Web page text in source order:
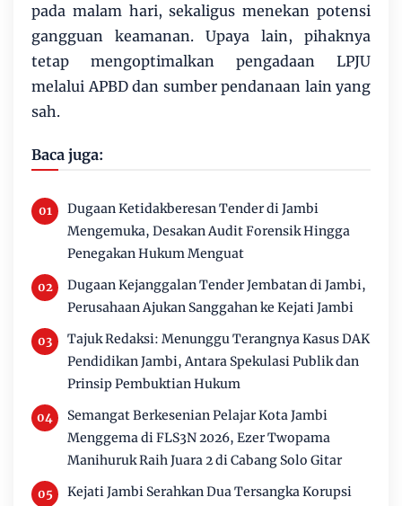
pada malam hari, sekaligus menekan potensi
gangguan keamanan. Upaya lain, pihaknya
tetap mengoptimalkan pengadaan LPJU
melalui APBD dan sumber pendanaan lain yang
sah.
Baca juga:
Dugaan Ketidakberesan Tender di Jambi
Mengemuka, Desakan Audit Forensik Hingga
Penegakan Hukum Menguat
Dugaan Kejanggalan Tender Jembatan di Jambi,
Perusahaan Ajukan Sanggahan ke Kejati Jambi
Tajuk Redaksi: Menunggu Terangnya Kasus DAK
Pendidikan Jambi, Antara Spekulasi Publik dan
Prinsip Pembuktian Hukum
Semangat Berkesenian Pelajar Kota Jambi
Menggema di FLS3N 2026, Ezer Twopama
Manihuruk Raih Juara 2 di Cabang Solo Gitar
Kejati Jambi Serahkan Dua Tersangka Korupsi